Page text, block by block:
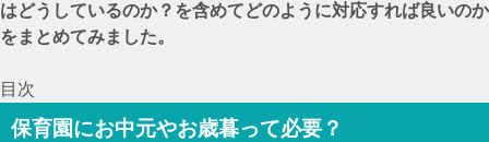
はどうしているのか？を含めてどのように対応すれば良いのか
をまとめてみました。
目次
保育園にお中元やお歳暮って必要？